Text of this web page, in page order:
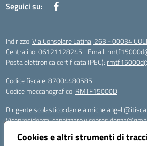
Cookies e altri strumenti di
Seguici su:
Indirizzo:Via Consolare Latina, 263 - 00034
Centralino:06121128245 Email:
Posta elettronica certificata (PEC):
Codice fiscale: 87004480585
Codice meccanografico: RMTF15000D
Dirigente scolastico:
Vicepresidenza: